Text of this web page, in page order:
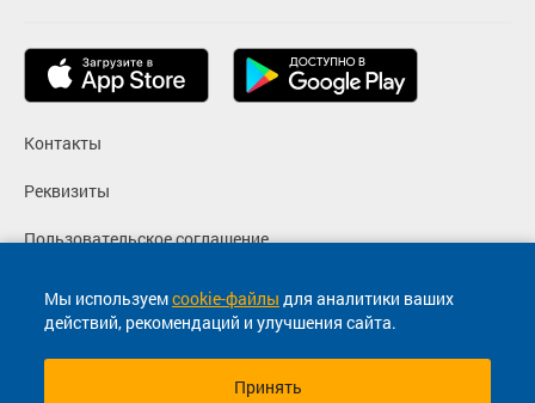
Мы используемcookie-файлы для аналитики ваших
действий, рекомендаций и улучшения сайта.
Принять
Контакты
Реквизиты
Пользовательское соглашение
Политика конфиденциальности
Согласие на маркетинговые сообщения